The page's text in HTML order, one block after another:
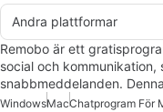
Andra plattformar
Remobo är ett
social och
snabbmeddelanden.
WindowsMacChatprogram För